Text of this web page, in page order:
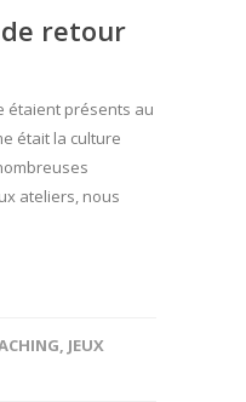
de retour
étaient présents au
était la culture
ateliers, nous
, JEUX